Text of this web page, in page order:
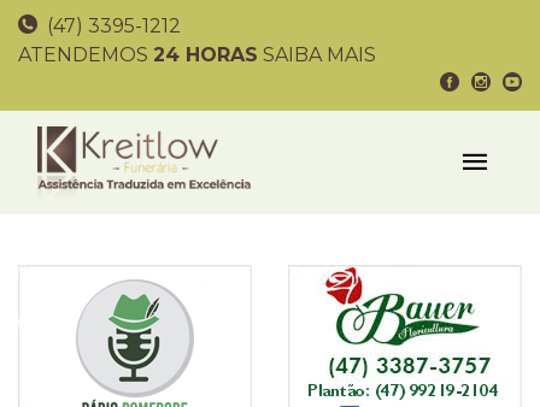
(47) 3395-1212
ATENDEMOS 24 HORAS SAIBA MAIS